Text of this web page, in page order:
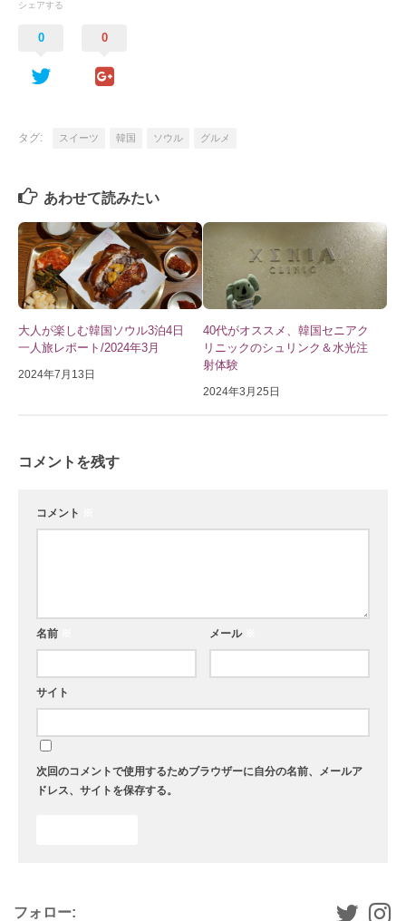
シェアする
0 0
タグ: スイーツ 韓国 ソウル グルメ
あわせて読みたい
大人が楽しむ韓国ソウル3泊4日
一人旅レポート/2024年3月
2024年7月13日
40代がオススメ、韓国セニアク
リニックのシュリンク＆水光注
射体験
2024年3月25日
コメントを残す
コメント
名前 メール
サイト
次回のコメントで使用するためブラウザーに自分の名前、メールア
ドレス、サイトを保存する。
フォロー: